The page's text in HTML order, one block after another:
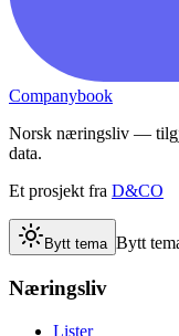
Companybook
Norsk næringsliv —
data.
Et prosjekt fra D&CO
Bytt tema Bytt
Næringsliv
Lister